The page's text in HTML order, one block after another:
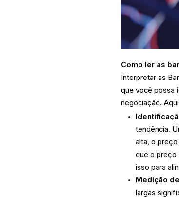
Como ler as
Interpretar as
que você possa
negociação.
tendência.
alta, o
que o preço
isso para
Medição
largas